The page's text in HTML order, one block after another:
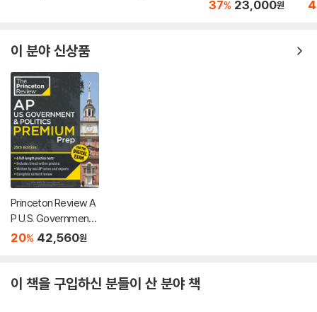
37% 23,000원
이 분야 신상품
Princeton Review A
P U.S. Government
& Politics Premium P
tal Practice Online +
20% 42,560원
이 책을 구입하신 분들이 산 분야 책